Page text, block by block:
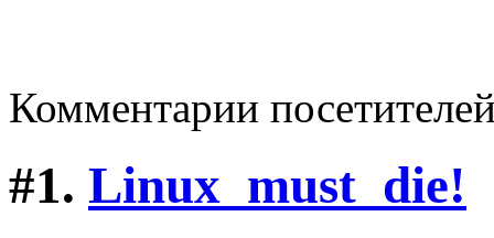
Комментарии
#1. Linux_must_die!